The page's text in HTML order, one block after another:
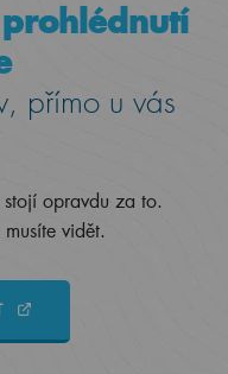
přímo u vás
opravdu za to.
vidět.